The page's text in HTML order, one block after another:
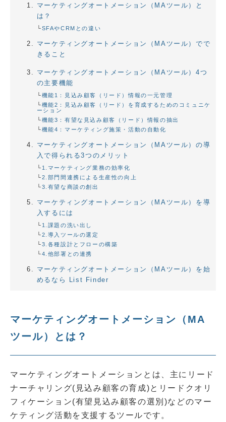
マーケティングオートメーション（MAツール）と
は？
SFAやCRMとの違い
マーケティングオートメーション（MAツール）でで
きること
マーケティングオートメーション（MAツール）4つ
の主要機能
機能1：見込み顧客（リード）情報の一元管理
機能2：見込み顧客（リード）を育成するためのコミュニケ
ーション
機能3：有望な見込み顧客（リード）情報の抽出
機能4：マーケティング施策・活動の自動化
マーケティングオートメーション（MAツール）の導
入で得られる3つのメリット
1.マーケティング業務の効率化
2.部門間連携による生産性の向上
3.有望な商談の創出
マーケティングオートメーション（MAツール）を導
入するには
1.課題の洗い出し
2.導入ツールの選定
3.各種設計とフローの構築
4.他部署との連携
マーケティングオートメーション（MAツール）を始
めるなら List Finder
マーケティングオートメーション（MA
ツール）とは？
マーケティングオートメーションとは、主にリード
ナーチャリング(見込み顧客の育成)とリードクオリ
フィケーション(有望見込み顧客の選別)などのマー
ケティング活動を支援するツールです。